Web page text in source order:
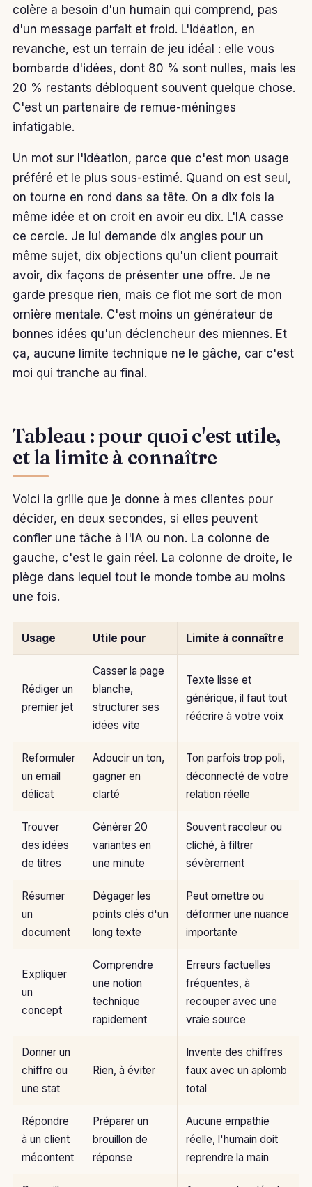
colère a besoin d'un humain qui comprend, pas
d'un message parfait et froid. L'idéation, en
revanche, est un terrain de jeu idéal : elle vous
bombarde d'idées, dont 80 % sont nulles, mais les
20 % restants débloquent souvent quelque chose.
C'est un partenaire de remue-méninges
infatigable.
Un mot sur l'idéation, parce que c'est mon usage
préféré et le plus sous-estimé. Quand on est seul,
on tourne en rond dans sa tête. On a dix fois la
même idée et on croit en avoir eu dix. L'IA casse
ce cercle. Je lui demande dix angles pour un
même sujet, dix objections qu'un client pourrait
avoir, dix façons de présenter une offre. Je ne
garde presque rien, mais ce flot me sort de mon
ornière mentale. C'est moins un générateur de
bonnes idées qu'un déclencheur des miennes. Et
ça, aucune limite technique ne le gâche, car c'est
moi qui tranche au final.
Tableau : pour quoi c'est utile,
et la limite à connaître
Voici la grille que je donne à mes clientes pour
décider, en deux secondes, si elles peuvent
confier une tâche à l'IA ou non. La colonne de
gauche, c'est le gain réel. La colonne de droite, le
piège dans lequel tout le monde tombe au moins
une fois.
Usage Utile pour Limite à connaître
Rédiger un
premier jet
Casser la page
blanche,
structurer ses
idées vite
Texte lisse et
générique, il faut tout
réécrire à votre voix
Reformuler
un email
délicat
Adoucir un ton,
gagner en
clarté
Ton parfois trop poli,
déconnecté de votre
relation réelle
Trouver
des idées
de titres
Générer 20
variantes en
une minute
Souvent racoleur ou
cliché, à filtrer
sévèrement
Résumer
un
document
Dégager les
points clés d'un
long texte
Peut omettre ou
déformer une nuance
importante
Expliquer
un
concept
Comprendre
une notion
technique
rapidement
Erreurs factuelles
fréquentes, à
recouper avec une
vraie source
Donner un
chiffre ou
une stat
Rien, à éviter
Invente des chiffres
faux avec un aplomb
total
Répondre
à un client
mécontent
Préparer un
brouillon de
réponse
Aucune empathie
réelle, l'humain doit
reprendre la main